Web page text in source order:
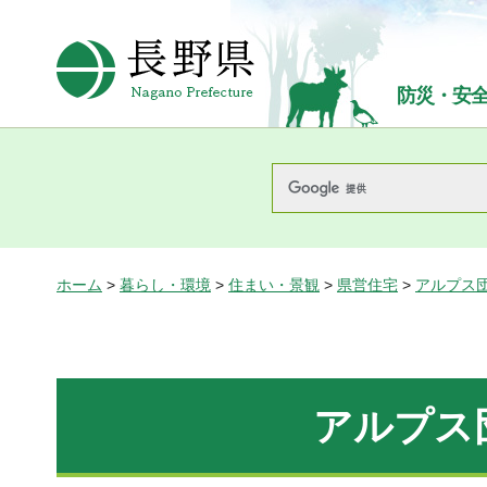
長野県Nagano Prefecture
防災・安
ホーム > 暮らし・環境 > 住まい・景観 > 県営住宅 > アルプス
アルプス